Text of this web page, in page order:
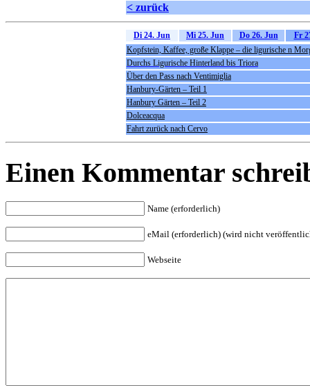
< zurück
Di 24. Jun Mi 25. Jun Do 26. Jun
Fr
Kopfstein, Kaffee, große Klappe – die ligurische n
Durchs Ligurische Hinterland bis Triora
Über den Pass nach Ventimiglia
Hanbury-Gärten – Teil 1
Hanbury Gärten – Teil 2
Dolceacqua
Fahrt zurück nach Cervo
Einen Kommentar
Name (erforderlich)
eMail (erforderlich) (wird nicht
Webseite